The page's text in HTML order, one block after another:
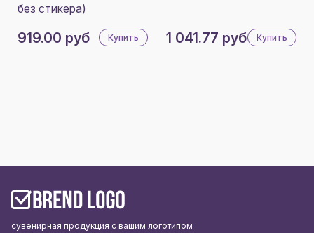
без стикера)
919.00 руб Купить 1 041.77 руб Купить
сувенирная продукция с вашим логотипом